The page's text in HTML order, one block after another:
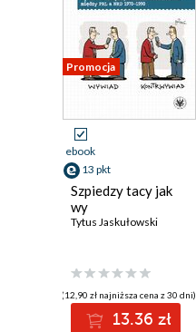
Promocja
ebook
13 pkt
Szpiedzy tacy jak
wy
Tytus Jaskułowski
(12,90 zł najniższa cena z 30 dni)
13.36 zł